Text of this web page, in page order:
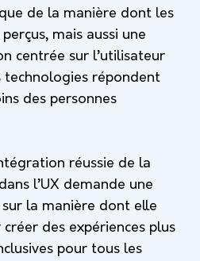
de la manière dont les
mais aussi une
centrée sur l’utilisateur
technologies répondent
des personnes
réussie de la
l’UX demande une
la manière dont elle
des expériences plus
pour tous les